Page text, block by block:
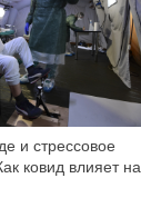
и стрессовое
ковид влияет на